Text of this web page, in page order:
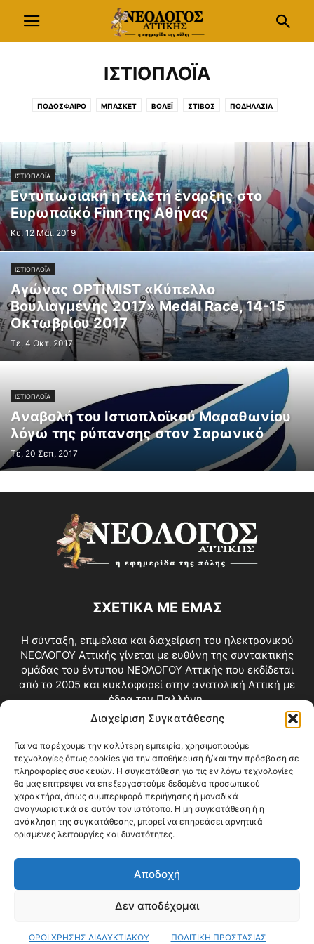
Διαχείριση Συγκατάθεσης
Για να παρέχουμε την καλύτερη εμπειρία, χρησιμοποιούμε
τεχνολογίες όπως cookies για την αποθήκευση ή/και την πρόσβαση σε
πληροφορίες συσκευών. Η συγκατάθεση για τις εν λόγω τεχνολογίες
θα μας επιτρέψει να επεξεργαστούμε δεδομένα προσωπικού
χαρακτήρα, όπως συμπεριφορά περιήγησης ή μοναδικά
αναγνωριστικά σε αυτόν τον ιστότοπο. Η μη συγκατάθεση ή η
ανάκληση της συγκατάθεσης, μπορεί να επηρεάσει αρνητικά
ορισμένες λειτουργίες και δυνατότητες.
Αποδοχή
Δεν αποδέχομαι
ΟΡΟΙ ΧΡΗΣΗΣ ΔΙΑΔΥΚΤΙΑΚΟΥ ΠΟΛΙΤΙΚΗ ΠΡΟΣΤΑΣΙΑΣ
ΙΣΤΙΟΠΛΟΪΑ
ΠΟΔΟΣΦΑΙΡΟ ΜΠΑΣΚΕΤ ΒΟΛΕΪ ΣΤΙΒΟΣ ΠΟΔΗΛΑΣΙΑ
ΧΕΙΜΕΡΙΝΑ ΣΠΟΡ
ΙΣΤΙΟΠΛΟΪΑ
Εντυπωσιακή η τελετή έναρξης στο
Ευρωπαϊκό Finn της Αθήνας
Κυ, 12 Μάι, 2019
ΙΣΤΙΟΠΛΟΪΑ
Αγώνας OPTIMIST «Κύπελλο
Βουλιαγμένης 2017» Medal Race, 14-15
Οκτωβρίου 2017
Τε, 4 Οκτ, 2017
ΙΣΤΙΟΠΛΟΪΑ
Aναβολή του Ιστιοπλοϊκού Μαραθωνίου
λόγω της ρύπανσης στον Σαρωνικό
Τε, 20 Σεπ, 2017
ΣΧΕΤΙΚΑ ΜΕ ΕΜΑΣ
Η σύνταξη, επιμέλεια και διαχείριση του ηλεκτρονικού
ΝΕΟΛΟΓΟΥ Αττικής γίνεται με ευθύνη της συντακτικής
ομάδας του έντυπου ΝΕΟΛΟΓΟΥ Αττικής που εκδίδεται
από το 2005 και κυκλοφορεί στην ανατολική Αττική με
έδρα την Παλλήνη.
Επικοινωνία:info@neologosattikis.gr
ΑΚΟΛΟΥΘΗΣΕ ΜΑΣ
Videos Όροι Χρήσης
© Copyright 2026 ΝΕΟΛΟΓΟΣ ΑΤΤΙΚΗΣ • All Rights Reserved •